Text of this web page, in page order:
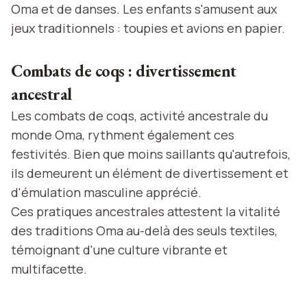
Oma et de danses. Les enfants s'amusent aux
jeux traditionnels : toupies et avions en papier.
Combats de coqs : divertissement
ancestral
Les combats de coqs, activité ancestrale du
monde Oma, rythment également ces
festivités. Bien que moins saillants qu'autrefois,
ils demeurent un élément de divertissement et
d'émulation masculine apprécié.
Ces pratiques ancestrales attestent la vitalité
des traditions Oma au-delà des seuls textiles,
témoignant d'une culture vibrante et
multifacette.